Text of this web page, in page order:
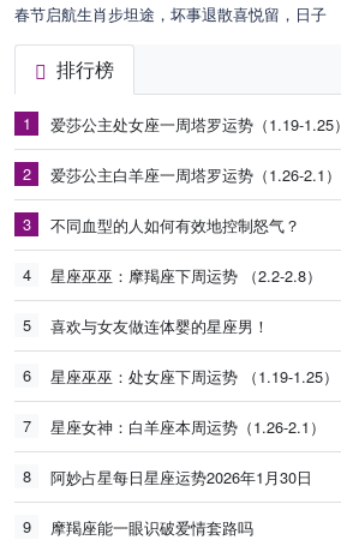
春节启航生肖步坦途，坏事退散喜悦留，日子
排行榜
1 爱莎公主处女座一周塔罗运势（1.19-1.25）
2 爱莎公主白羊座一周塔罗运势（1.26-2.1）
3 不同血型的人如何有效地控制怒气？
4 星座巫巫：摩羯座下周运势 （2.2-2.8）
5 喜欢与女友做连体婴的星座男！
6 星座巫巫：处女座下周运势 （1.19-1.25）
7 星座女神：白羊座本周运势（1.26-2.1）
8 阿妙占星每日星座运势2026年1月30日
9 摩羯座能一眼识破爱情套路吗